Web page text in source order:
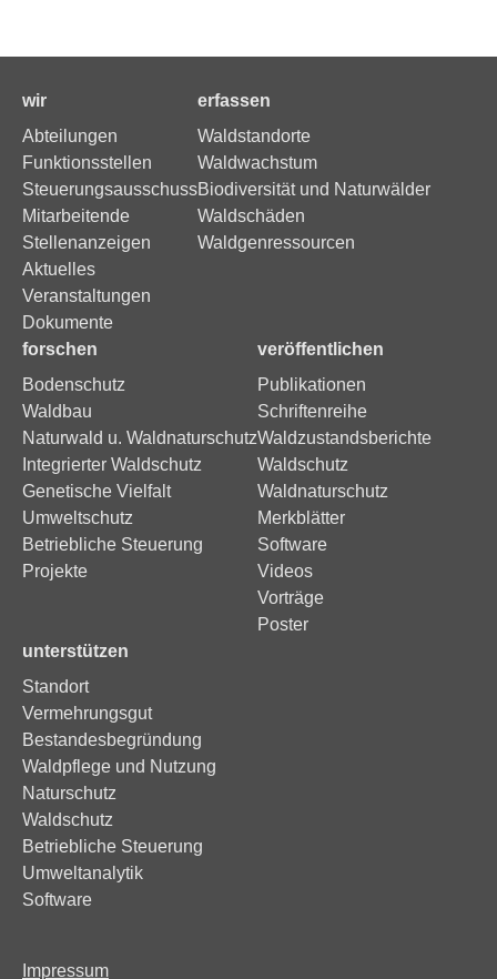
wir
Abteilungen
Funktionsstellen
Steuerungsausschuss
Mitarbeitende
Stellenanzeigen
Aktuelles
Veranstaltungen
Dokumente
erfassen
Waldstandorte
Waldwachstum
Biodiversität und Naturwälder
Waldschäden
Waldgenressourcen
forschen
Bodenschutz
Waldbau
Naturwald u. Waldnaturschutz
Integrierter Waldschutz
Genetische Vielfalt
Umweltschutz
Betriebliche Steuerung
Projekte
veröffentlichen
Publikationen
Schriftenreihe
Waldzustandsberichte
Waldschutz
Waldnaturschutz
Merkblätter
Software
Videos
Vorträge
Poster
unterstützen
Standort
Vermehrungsgut
Bestandesbegründung
Waldpflege und Nutzung
Naturschutz
Waldschutz
Betriebliche Steuerung
Umweltanalytik
Software
Impressum